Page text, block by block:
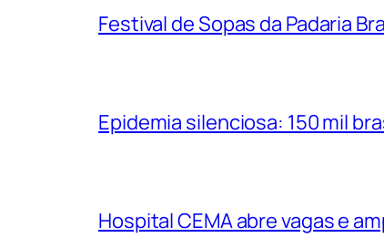
Festival de Sopas da Padaria
Epidemia silenciosa: 150 mil
Hospital CEMA abre vagas e